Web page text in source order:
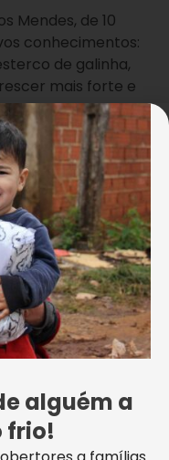
Mendes, de 10
conhecimentos:
de galinha,
mais forte e
porque
posso ensinar
porque elas já
aprende de bom
Stefany Isabelly
vão ‘expulsar’
“Vamos
de cozinha. Elas
alguém a
frio!